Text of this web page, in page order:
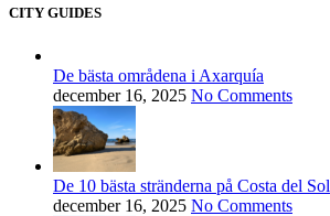
CITY GUIDES
De bästa områdena i Axarquía
december 16, 2025 No Comments
De 10 bästa stränderna på Costa del Sol
december 16, 2025 No Comments